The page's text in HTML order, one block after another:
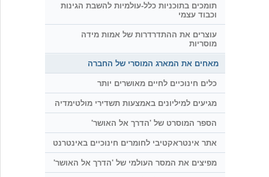
תומכים בתוכניות כלל-עולמיות להשבת הגינות
וכבוד עצמי
עוצרים את ההתדרדרות של אמות מידה
מוסריות
מאחים את המארג המוסרי של החברה
כלים חינוכיים לחיים מאושרים יותר
מגיעים למיליונים באמצעות תשדירי מולטימדיה
הספר המוסרט של 'הדרך אל האושר'
אתר אינטראקטיבי לחומרים חינוכיים באינטרנט
מפיצים את המסר העולמי של 'הדרך אל האושר'